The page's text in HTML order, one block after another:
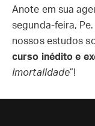
Anote em sua
segunda-feira,
nossos estudos
curso inédito e
Imortalidade”!